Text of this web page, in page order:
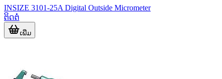
INSIZE 3101-25A Digital Outside Micrometer
ຕິດຕໍ່
ເພີ່ມ